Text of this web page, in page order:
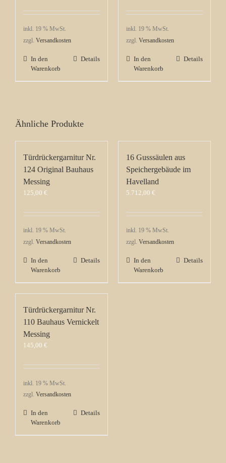
inkl. 19 % MwSt.
zzgl. Versandkosten
In den
Warenkorb
Details
inkl. 19 % MwSt.
zzgl. Versandkosten
In den
Warenkorb
Details
Ähnliche Produkte
Türdrückergarnitur Nr.
124 Original Bauhaus
Messing
125,00 €
inkl. 19 % MwSt.
zzgl. Versandkosten
In den
Warenkorb
Details
16 Gusssäulen aus
Speichergebäude im
Havelland
5.712,00 €
inkl. 19 % MwSt.
zzgl. Versandkosten
In den
Warenkorb
Details
Türdrückergarnitur Nr.
110 Bauhaus Vernickelt
Messing
145,00 €
inkl. 19 % MwSt.
zzgl. Versandkosten
In den
Warenkorb
Details